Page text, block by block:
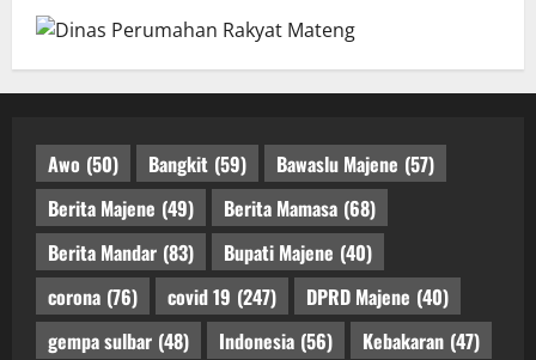
Awo (50) Bangkit (59) Bawaslu Majene (57)
Berita Majene (49) Berita Mamasa (68)
Berita Mandar (83) Bupati Majene (40)
corona (76) covid 19 (247) DPRD Majene (40)
gempa sulbar (48) Indonesia (56) Kebakaran (47)